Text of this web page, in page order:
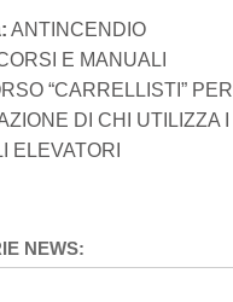
ANTINCENDIO
E MANUALI
“CARRELLISTI” PER
DI CHI UTILIZZA I
ELEVATORI
NEWS: